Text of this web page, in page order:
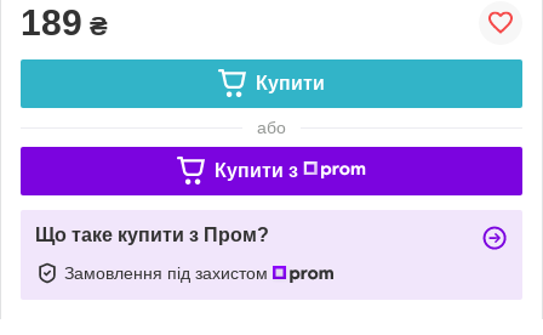
189 ₴
Купити
або
Купити з
Що таке купити з Пром?
Замовлення під захистом